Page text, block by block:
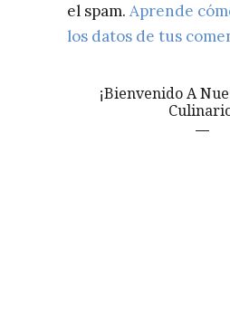
el spam. Aprende
los datos de tus
¡Bienvenido A